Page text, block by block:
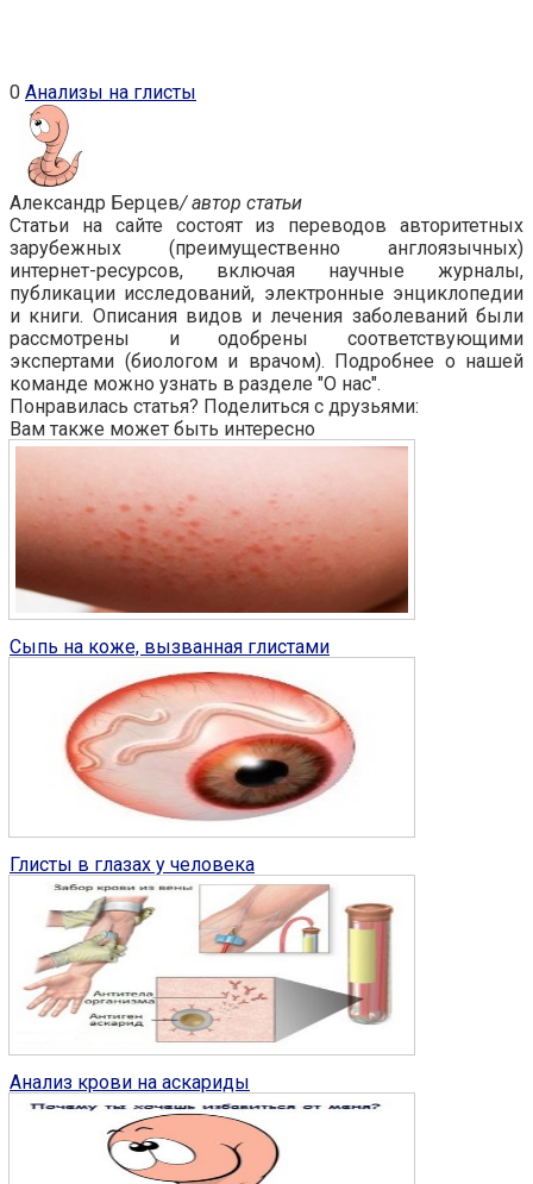
0 Анализы на глисты
Александр Берцев/ автор статьи
Статьи на сайте состоят из переводов авторитетных
зарубежных (преимущественно англоязычных)
интернет-ресурсов, включая научные журналы,
публикации исследований, электронные энциклопедии
и книги. Описания видов и лечения заболеваний были
рассмотрены и одобрены соответствующими
экспертами (биологом и врачом). Подробнее о нашей
команде можно узнать в разделе "О нас".
Понравилась статья? Поделиться с друзьями:
Вам также может быть интересно
Глисты у человека 2
Сыпь на коже, вызванная глистами
Глисты у человека 0
Глисты в глазах у человека
Глисты у человека 0
Анализ крови на аскариды